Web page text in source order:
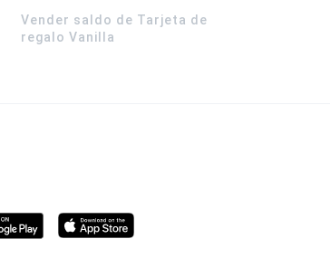
Vender saldo de Tarjeta de
regalo Vanilla